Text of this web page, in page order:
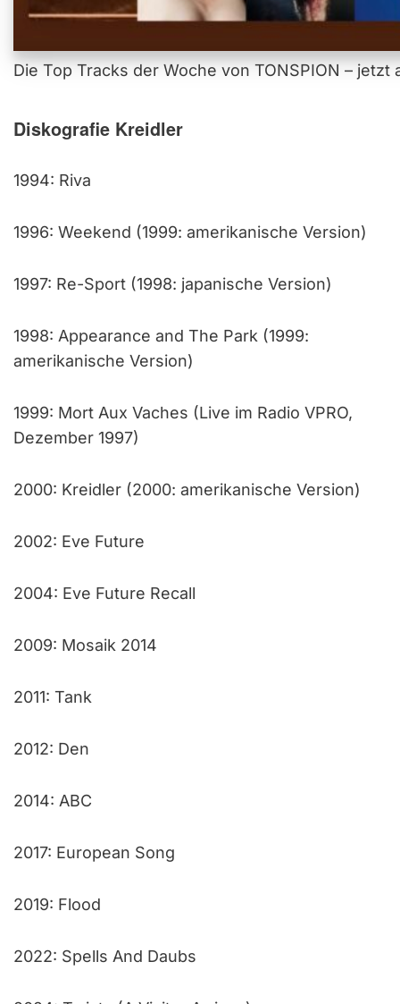
Die Top Tracks der Woche von TONSPION –
Diskografie Kreidler
1994: Riva
1996: Weekend (1999: amerikanische Version)
1997: Re-Sport (1998: japanische Version)
1998: Appearance and The Park (1999:
amerikanische Version)
1999: Mort Aux Vaches (Live im Radio VPRO,
Dezember 1997)
2000: Kreidler (2000: amerikanische Version)
2002: Eve Future
2004: Eve Future Recall
2009: Mosaik 2014
2011: Tank
2012: Den
2014: ABC
2017: European Song
2019: Flood
2022: Spells And Daubs